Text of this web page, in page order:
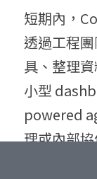
短期內，
透過工程
具、整理
小型
powered
理或內部
系統整合